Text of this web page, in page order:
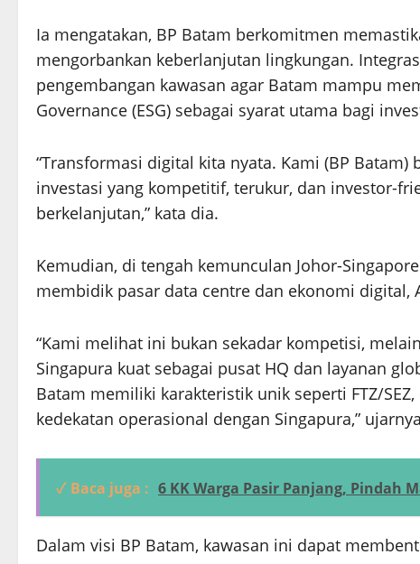
Ia mengatakan, BP Batam berkomitmen
mengorbankan keberlanjutan lingkungan.
pengembangan kawasan agar Batam mampu
Governance (ESG) sebagai syarat utama bagi
“Transformasi digital kita nyata. Kami (BP
investasi yang kompetitif, terukur, dan investor-
berkelanjutan,” kata dia.
Kemudian, di tengah kemunculan Johor-
membidik pasar data centre dan ekonomi digital,
“Kami melihat ini bukan sekadar kompetisi,
Singapura kuat sebagai pusat HQ dan layanan
Batam memiliki karakteristik unik seperti FTZ/
kedekatan operasional dengan Singapura,”
✓ Baca juga : 6 KK Warga Pasir Panjang, Pindah
Dalam visi BP Batam, kawasan ini dapat